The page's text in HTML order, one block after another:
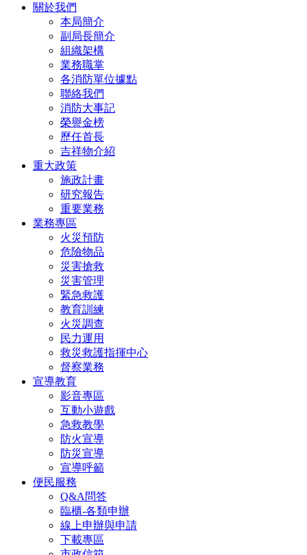
關於我們
本局簡介
副局長簡介
組織架構
業務職掌
各消防單位據點
聯絡我們
消防大事記
榮譽金榜
歷任首長
吉祥物介紹
重大政策
施政計畫
研究報告
重要業務
業務專區
火災預防
危險物品
災害搶救
災害管理
緊急救護
教育訓練
火災調查
民力運用
救災救護指揮中心
督察業務
宣導教育
影音專區
互動小遊戲
急救教學
防火宣導
防災宣導
宣導呼籲
便民服務
Q&A問答
臨櫃-各類申辦
線上申辦與申請
下載專區